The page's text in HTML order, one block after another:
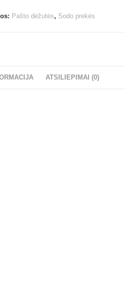
Pašto dėžutės, Sodo prekės
ATSILIEPIMAI (0)